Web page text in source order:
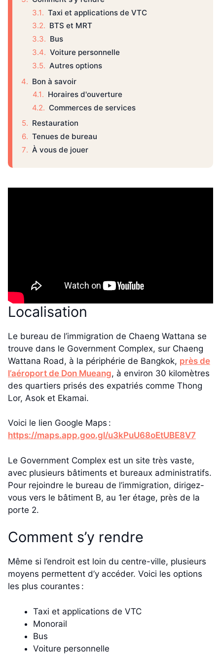
Taxi et applications de VTC
BTS et MRT
Bus
Voiture personnelle
Autres options
Bon à savoir
Horaires d'ouverture
Commerces de services
Restauration
Tenues de bureau
À vous de jouer
Localisation
Le bureau de l’immigration de Chaeng Wattana se
trouve dans le Government Complex, sur Chaeng
Wattana Road, à la périphérie de Bangkok, près de
l’aéroport de Don Mueang, à environ 30 kilomètres
des quartiers prisés des expatriés comme Thong
Lor, Asok et Ekamai.
Voici le lien Google Maps :
https://maps.app.goo.gl/u3kPuU68oEtUBE8V7
Le Government Complex est un site très vaste,
avec plusieurs bâtiments et bureaux administratifs.
Pour rejoindre le bureau de l’immigration, dirigez-
vous vers le bâtiment B, au 1er étage, près de la
porte 2.
Comment s’y rendre
Même si l’endroit est loin du centre-ville, plusieurs
moyens permettent d’y accéder. Voici les options
les plus courantes :
Taxi et applications de VTC
Monorail
Bus
Voiture personnelle